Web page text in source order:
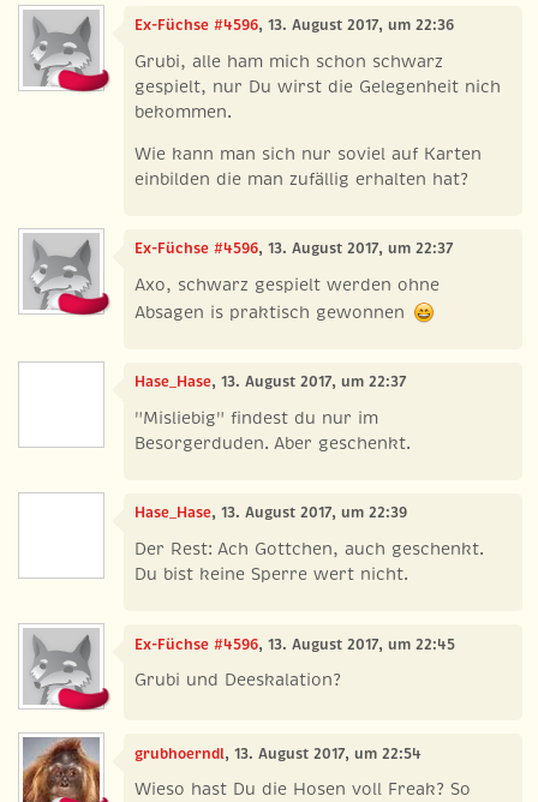
Ex-Füchse #4596, 13. August 2017, um 22:36
Grubi, alle ham mich schon schwarz
gespielt, nur Du wirst die Gelegenheit nich
bekommen.
Wie kann man sich nur soviel auf Karten
einbilden die man zufällig erhalten hat?
Ex-Füchse #4596, 13. August 2017, um 22:37
Axo, schwarz gespielt werden ohne
Absagen is praktisch gewonnen
Hase_Hase, 13. August 2017, um 22:37
"Misliebig" findest du nur im
Besorgerduden. Aber geschenkt.
Hase_Hase, 13. August 2017, um 22:39
Der Rest: Ach Gottchen, auch geschenkt.
Du bist keine Sperre wert nicht.
Ex-Füchse #4596, 13. August 2017, um 22:45
Grubi und Deeskalation?
grubhoerndl, 13. August 2017, um 22:54
Wieso hast Du die Hosen voll Freak? So